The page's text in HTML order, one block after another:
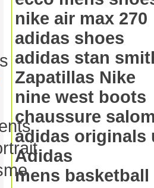
nike air max 270
adidas shoes
adidas stan
Zapatillas Nike
nine west boots
chaussure
adidas originals
Adidas
mens basketball